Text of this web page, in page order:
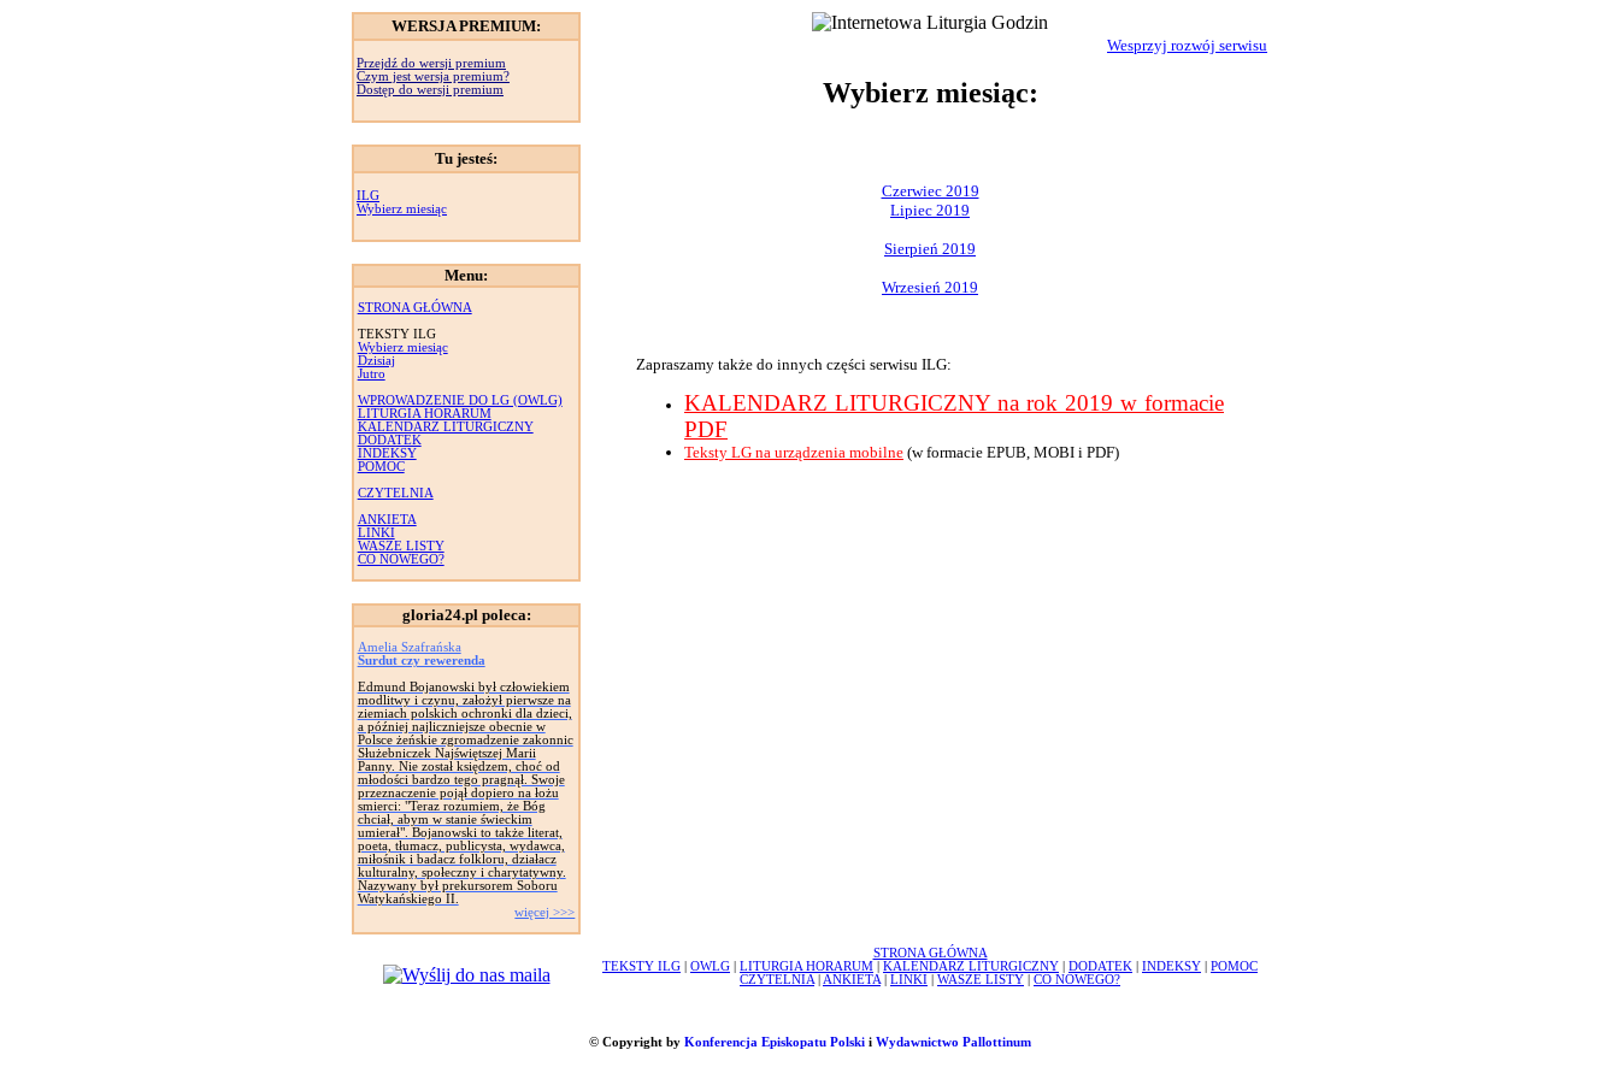
WERSJA PREMIUM:
Przejdź do wersji premium
Czym jest wersja premium?
Dostęp do wersji premium
Tu jesteś:
ILG
Wybierz miesiąc
Menu:
STRONA GŁÓWNA
TEKSTY ILG
Wybierz miesiąc
Dzisiaj
Jutro
WPROWADZENIE DO LG (OWLG)
LITURGIA HORARUM
KALENDARZ LITURGICZNY
DODATEK
INDEKSY
POMOC
CZYTELNIA
ANKIETA
LINKI
WASZE LISTY
CO NOWEGO?
gloria24.pl poleca:
Amelia Szafrańska
Surdut czy rewerenda
Edmund Bojanowski był człowiekiem
modlitwy i czynu, założył pierwsze na
ziemiach polskich ochronki dla dzieci,
a później najliczniejsze obecnie w
Polsce żeńskie zgromadzenie zakonnic
Służebniczek Najświętszej Marii
Panny. Nie został księdzem, choć od
młodości bardzo tego pragnął. Swoje
przeznaczenie pojął dopiero na łożu
smierci: "Teraz rozumiem, że Bóg
chciał, abym w stanie świeckim
umierał". Bojanowski to także literat,
poeta, tłumacz, publicysta, wydawca,
miłośnik i badacz folkloru, działacz
kulturalny, społeczny i charytatywny.
Nazywany był prekursorem Soboru
Watykańskiego II.
więcej >>>
Wesprzyj rozwój serwisu
Wybierz miesiąc:
Czerwiec 2019
Lipiec 2019
Sierpień 2019
Wrzesień 2019
Zapraszamy także do innych części serwisu ILG:
KALENDARZ LITURGICZNY na rok 2019 w formacie
PDF
Teksty LG na urządzenia mobilne (w formacie EPUB, MOBI i PDF)
STRONA GŁÓWNA
TEKSTY ILG
OWLG LITURGIA HORARUM KALENDARZ LITURGICZNY DODATEK INDEKSY
POMOC
CZYTELNIA
ANKIETA LINKI WASZE LISTY CO NOWEGO?
© Copyright by Konferencja Episkopatu Polskii Wydawnictwo Pallottinum